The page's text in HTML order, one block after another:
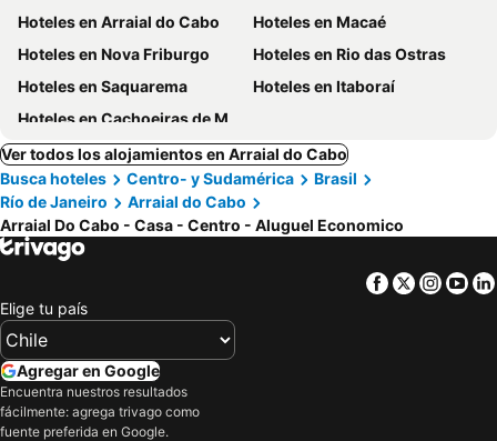
Hoteles en Arraial do Cabo
Hoteles en Macaé
Hoteles en Nova Friburgo
Hoteles en Rio das Ostras
Hoteles en Saquarema
Hoteles en Itaboraí
Hoteles en Cachoeiras de Macacu
Ver todos los alojamientos en Arraial do Cabo
Busca hoteles
Centro- y Sudamérica
Brasil
Río de Janeiro
Arraial do Cabo
Arraial Do Cabo - Casa - Centro - Aluguel Economico
Facebook
Twitter
Elige tu país
Agregar en Google
Encuentra nuestros resultados
fácilmente: agrega trivago como
fuente preferida en Google.